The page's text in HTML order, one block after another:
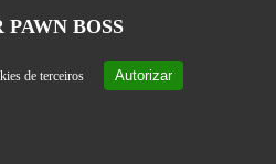
PAWN BOSS
de terceiros Autorizar